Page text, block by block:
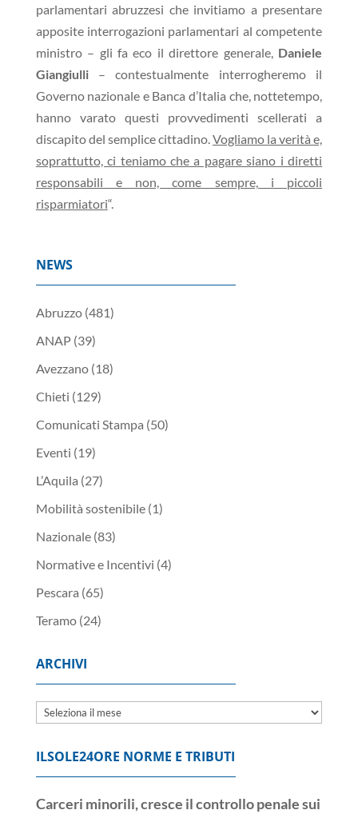
parlamentari abruzzesi che invitiamo a presentare
apposite interrogazioni parlamentari al competente
ministro – gli fa eco il direttore generale, Daniele
Giangiulli– contestualmente interrogheremo il
Governo nazionale e Banca d’Italia che, nottetempo,
hanno varato questi provvedimenti scellerati a
discapito del semplice cittadino.Vogliamo la verità e,
soprattutto, ci teniamo che a pagare siano i diretti
responsabili e non, come sempre, i piccoli
risparmiatori“.
NEWS
Abruzzo(481)
ANAP(39)
Avezzano(18)
Chieti (129)
Comunicati Stampa (50)
Eventi (19)
L’Aquila (27)
Mobilità sostenibile(1)
Nazionale(83)
Normative e Incentivi (4)
Pescara (65)
Teramo(24)
ARCHIVI
Archivi
ILSOLE24ORE NORME E TRIBUTI
Carceri minorili, cresce il controllo penale sui